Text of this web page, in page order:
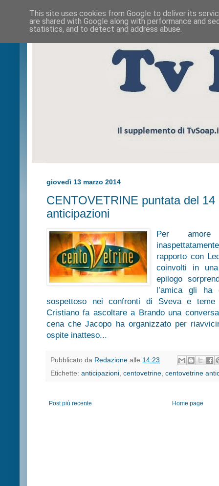
giovedì 13 marzo 2014
CENTOVETRINE puntata del 14
anticipazioni
Per
rapporto con
coinvolti in
epilogo
l’amica gli ha
sospettoso nei confronti di Sveva e teme
Cristiano fa ascoltare a Brando una
cena che Jacopo ha organizzato per
ospite inatteso...
Pubblicato da Redazione alle 14:23
Etichette: anticipazioni centovetrine centovetrine
Post più recente Home page
This site uses cookies from Google to deliver its
are shared with Google along with performance and
statistics, and to detect and address abuse.